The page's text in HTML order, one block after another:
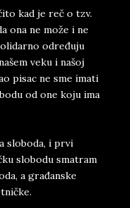
kad je reč o tzv.
ona ne može i ne
određuju
veku i našoj
pisac ne sme imati
od one koju ima
sloboda, i prvi
slobodu smatram
a građanske